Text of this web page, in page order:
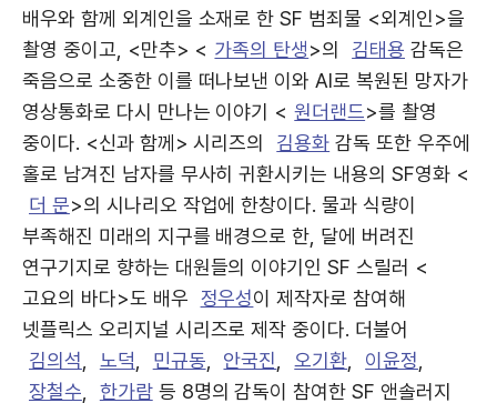
배우와 함께 외계인을 소재로 한 SF 범죄물 <외계인>을
촬영 중이고, <만추> < 가족의 탄생>의 김태용 감독은
죽음으로 소중한 이를 떠나보낸 이와 AI로 복원된 망자가
영상통화로 다시 만나는 이야기 < 원더랜드>를 촬영
중이다. <신과 함께> 시리즈의
김용화 감독 또한 우주에
홀로 남겨진 남자를 무사히 귀환시키는 내용의 SF영화 <
더 문>의 시나리오 작업에 한창이다. 물과 식량이
부족해진 미래의 지구를 배경으로 한, 달에 버려진
연구기지로 향하는 대원들의 이야기인 SF 스릴러 <
고요의 바다>도 배우 정우성이 제작자로 참여해
넷플릭스 오리지널 시리즈로 제작 중이다. 더불어
김의석
노덕 민규동 안국진 오기환 이윤정
장철수
한가람등 8명의 감독이 참여한 SF 앤솔러지